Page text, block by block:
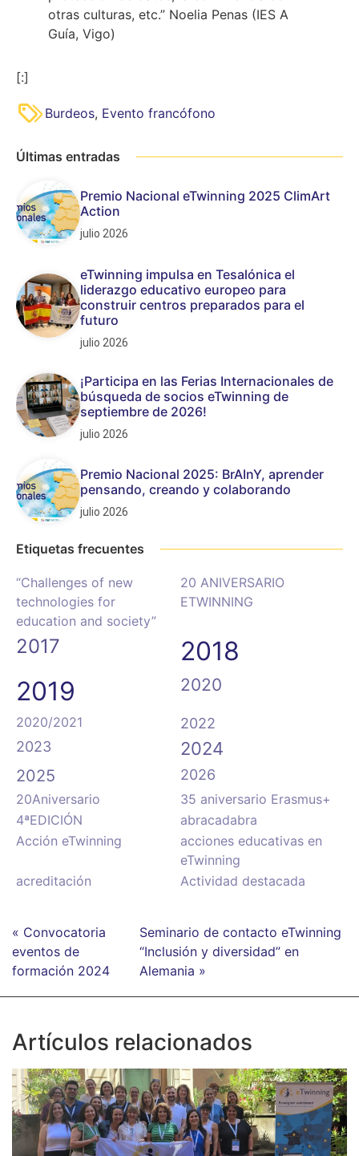
otras culturas, etc.” Noelia Penas (IES A
Guía, Vigo)
[:]
Burdeos, Evento francófono
Últimas entradas
Premio Nacional eTwinning 2025 ClimArt
Action
julio 2026
eTwinning impulsa en Tesalónica el
liderazgo educativo europeo para
construir centros preparados para el
futuro
julio 2026
¡Participa en las Ferias Internacionales de
búsqueda de socios eTwinning de
septiembre de 2026!
julio 2026
Premio Nacional 2025: BrAInY, aprender
pensando, creando y colaborando
julio 2026
Etiquetas frecuentes
“Challenges of new
technologies for
education and society”
20 ANIVERSARIO
ETWINNING
2017
2018
2019
2020
2020/2021
2022
2023
2024
2025 2026
20Aniversario
35 aniversario Erasmus+
4ªEDICIÓN
abracadabra
Acción eTwinning
acciones educativas en
eTwinning
acreditación
Actividad destacada
« Convocatoria
eventos de
formación 2024
Seminario de contacto eTwinning
“Inclusión y diversidad” en
Alemania »
Artículos relacionados